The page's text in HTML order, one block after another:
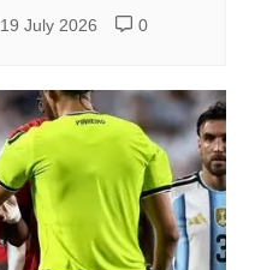
19 July 2026 0